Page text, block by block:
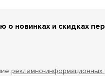
о новинках и скидках
рекламно-информационных